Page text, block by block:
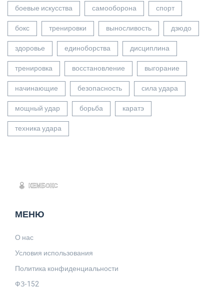
боевые искусства самооборона
спорт
бокс
тренировки выносливость
дзюдо
здоровье
единоборства
дисциплина
тренировка
восстановление
выгорание
начинающие
безопасность
сила удара
мощный удар
борьба
каратэ
техника удара
МЕНЮ
О нас
Условия использования
Политика конфиденциальности
ФЗ-152